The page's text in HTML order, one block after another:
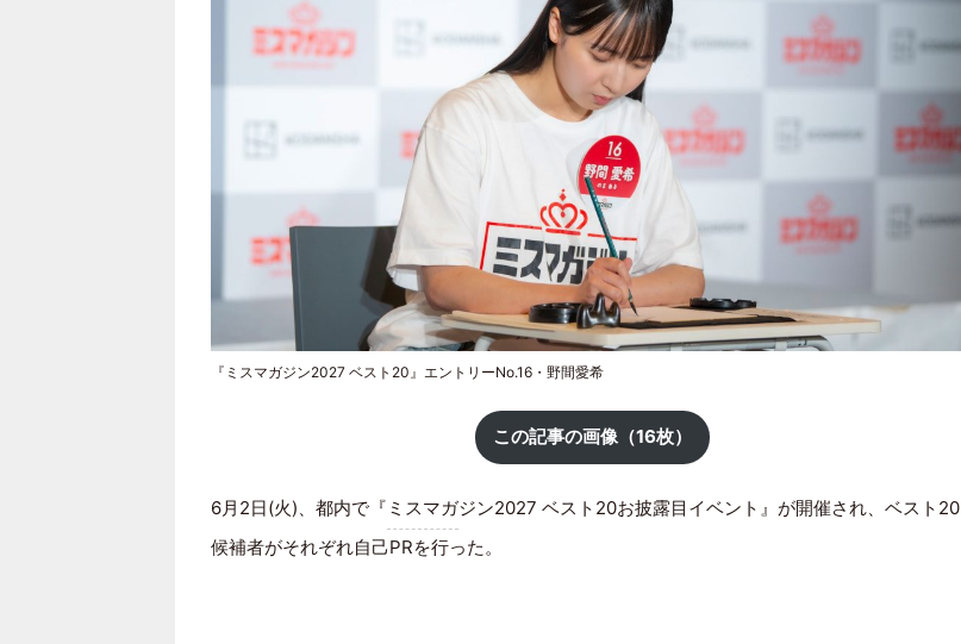
『ミスマガジン2027 ベスト20』エントリーNo.16・野間愛希
この記事の画像（16枚）
6月2日(火)、都内で『 ミスマガジン2027 ベスト20お披露目イベント』が開催され、ベスト20
候補者がそれぞれ自己PRを行った。